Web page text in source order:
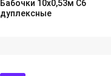
Бабочки 10х0,53м С6
дуплексные